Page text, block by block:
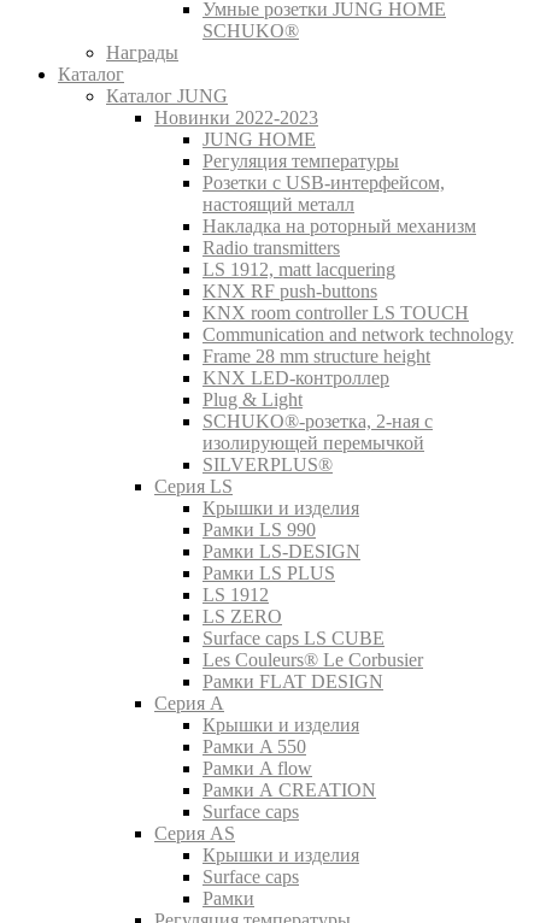
Умные розетки JUNG HOME
SCHUKO®
Награды
Каталог
Каталог JUNG
Новинки 2022-2023
JUNG HOME
Регуляция температуры
Розетки с USB-интерфейсом,
настоящий металл
Накладка на роторный механизм
Radio transmitters
LS 1912, matt lacquering
KNX RF push-buttons
KNX room controller LS TOUCH
Communication and network technology
Frame 28 mm structure height
KNX LED-контроллер
Plug & Light
SCHUKO®-розетка, 2-ная с
изолирующей перемычкой
SILVERPLUS®
Серия LS
Крышки и изделия
Рамки LS 990
Рамки LS-DESIGN
Рамки LS PLUS
LS 1912
LS ZERO
Surface caps LS CUBE
Les Couleurs® Le Corbusier
Рамки FLAT DESIGN
Серия A
Крышки и изделия
Рамки A 550
Рамки A flow
Рамки A CREATION
Surface caps
Серия AS
Крышки и изделия
Surface caps
Рамки